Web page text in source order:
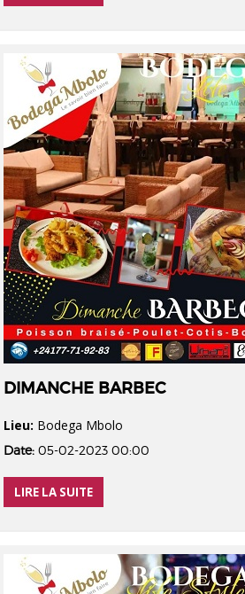
DIMANCHE BARBEC
Lieu: Bodega Mbolo
Date: 05-02-2023 00:00
LIRE LA SUITE